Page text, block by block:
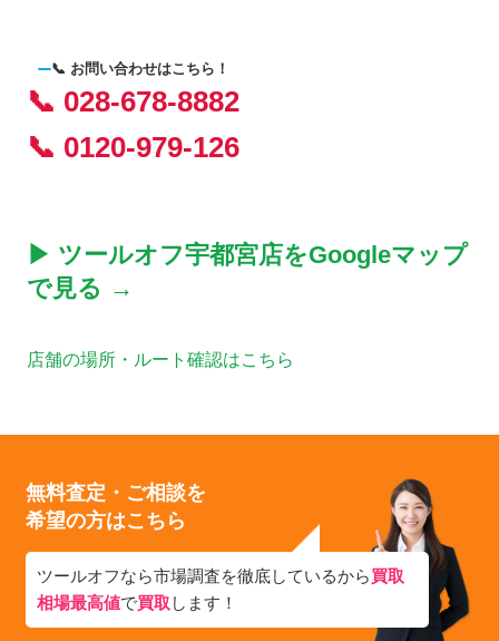
📞 お問い合わせはこちら！
📞 028-678-8882
📞 0120-979-126
▶ ツールオフ宇都宮店をGoogleマップ
で見る →
店舗の場所・ルート確認はこちら
無料査定・ご相談を
希望の方はこちら
ツールオフなら市場調査を徹底しているから買取
相場最高値で買取 します！